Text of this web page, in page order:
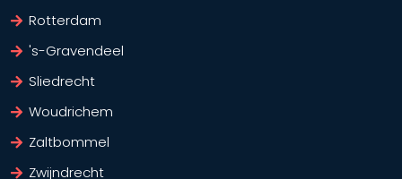
Rotterdam
's-Gravendeel
Sliedrecht
Woudrichem
Zaltbommel
Zwijndrecht